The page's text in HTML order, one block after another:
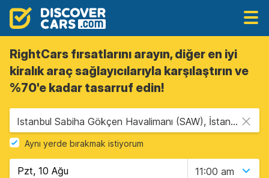
RightCars fırsatlarını arayın, diğer en iyi
kiralık araç sağlayıcılarıyla karşılaştırın ve
%70'e kadar tasarruf edin!
Istanbul Sabiha Gökçen Havalimanı (SAW), İstanbul, Türkiye
Aynı yerde bırakmak istiyorum
11:00 am